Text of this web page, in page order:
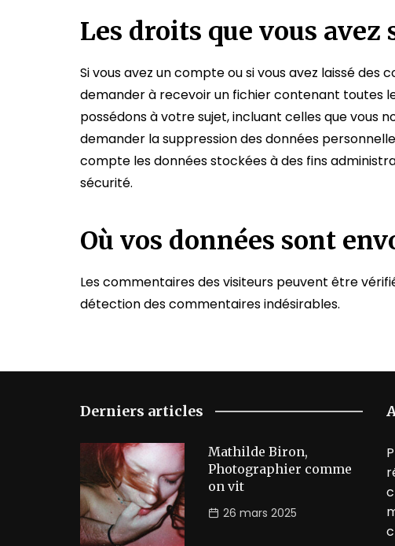
Les droits que vous avez
Si vous avez un compte ou si vous avez laissé des
demander à recevoir un fichier contenant toutes
possédons à votre sujet, incluant celles que vous
demander la suppression des données
compte les données stockées à des fins
sécurité.
Où vos données sont
Les commentaires des visiteurs peuvent être
détection des commentaires indésirables.
Derniers articles
Mathilde Biron,
Photographier comme
on vit
26 mars 2025